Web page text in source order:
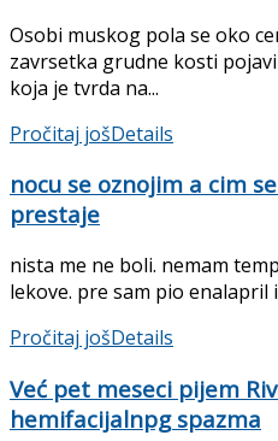
Osobi muskog pola se oko
zavrsetka grudne kosti
koja je tvrda na...
Pročitaj jošDetails
nocu se oznojim a cim
prestaje
nista me ne boli. nemam
lekove. pre sam pio enalapril
Pročitaj jošDetails
Već pet meseci pijem
hemifacijalnpg spazma